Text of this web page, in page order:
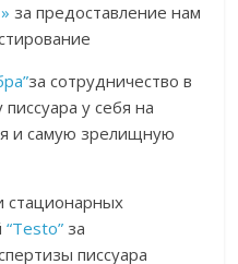
за предоставление нам
за сотрудничество в
у себя на
и самую зрелищную
“Testo” за
писсуара